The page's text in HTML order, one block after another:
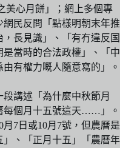
美心月餅」；網上多個專
民反問「點樣明朝末年推
長見識」、「有冇違反国
當時的合法政權」、「中
有權力嘅人隨意寫的」。
講述「為什麼中秋節月
每個月十五號這天……」。
7日或10月7號，但農曆是
、「正月十五」「農曆年